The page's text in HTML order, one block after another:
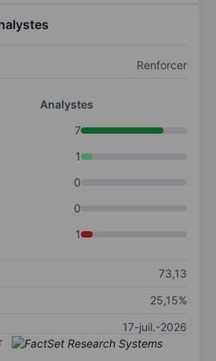
Renforcer
Analystes
7
1
0
0
1
73,13
25,15%
17-juil.-2026